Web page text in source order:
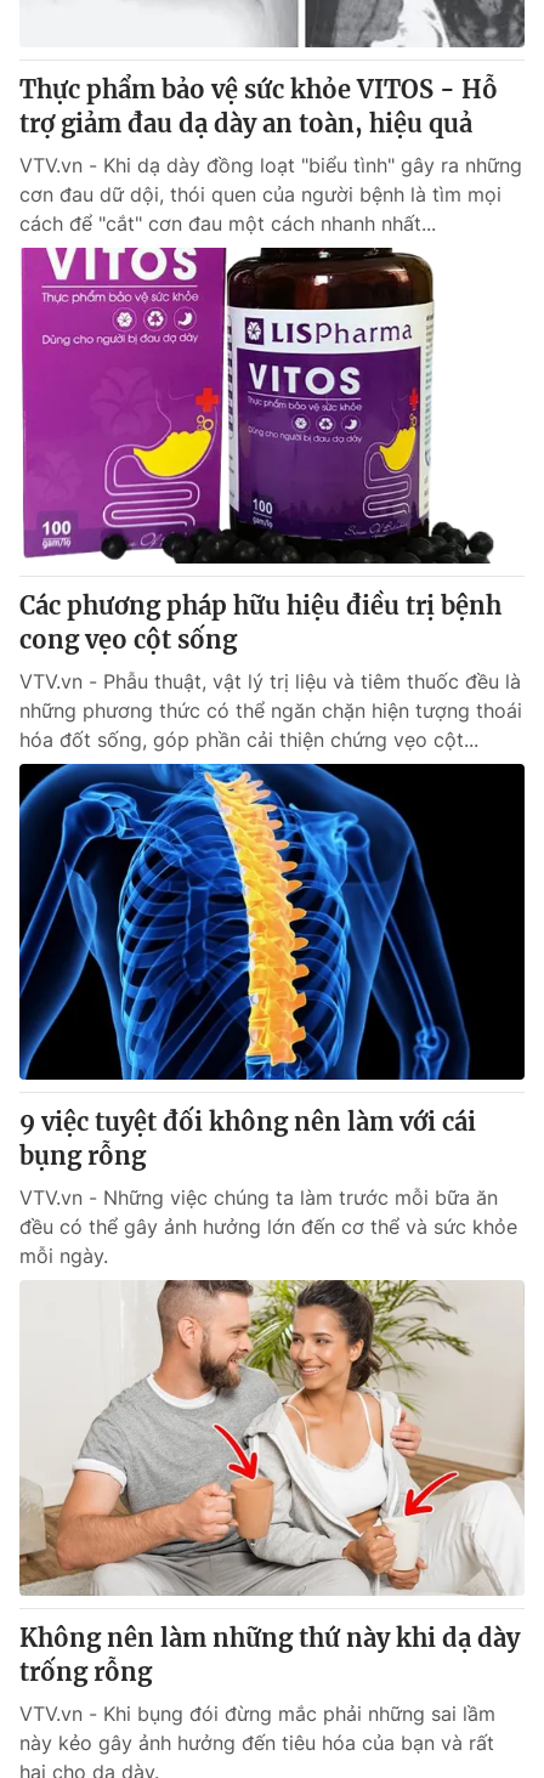
Thực phẩm bảo vệ sức khỏe VITOS - Hỗ
trợ giảm đau dạ dày an toàn, hiệu quả
VTV.vn - Khi dạ dày đồng loạt "biểu tình" gây ra những
cơn đau dữ dội, thói quen của người bệnh là tìm mọi
cách để "cắt" cơn đau một cách nhanh nhất...
Các phương pháp hữu hiệu điều trị bệnh
cong vẹo cột sống
VTV.vn - Phẫu thuật, vật lý trị liệu và tiêm thuốc đều là
những phương thức có thể ngăn chặn hiện tượng thoái
hóa đốt sống, góp phần cải thiện chứng vẹo cột...
9 việc tuyệt đối không nên làm với cái
bụng rỗng
VTV.vn - Những việc chúng ta làm trước mỗi bữa ăn
đều có thể gây ảnh hưởng lớn đến cơ thể và sức khỏe
mỗi ngày.
Không nên làm những thứ này khi dạ dày
trống rỗng
VTV.vn - Khi bụng đói đừng mắc phải những sai lầm
này kẻo gây ảnh hưởng đến tiêu hóa của bạn và rất
hại cho dạ dày.